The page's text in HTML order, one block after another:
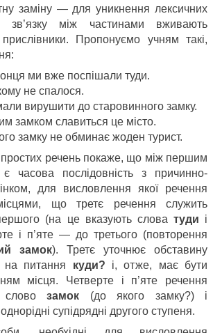
заміну — для уникнення лексичних
зв’язку між частинами вживають
Пропонуємо учням такі,
ми вже поспішали туди.
не спалося.
вирушити до старовинного замку.
замком славиться це місто.
замку не обминає жоден турист.
простих речень покаже, що між першим
часова послідовність з причинно-
для висловлення якої речення
що третє речення служить
(на це вказують слова туди і
і п’яте — до третього (повторення
замок). Третє уточнює обставину
на питання куди? і, отже, має бути
місця. Четверте і п’яте речення
слово замок (до якого замку?) і
супідрядні другого ступеня.